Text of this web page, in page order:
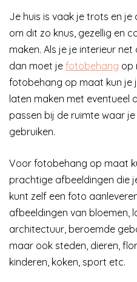
Je huis is vaak je trots en
om dit zo knus, gezellig en
maken. Als je je interieur
dan moet je fotobehang op
fotobehang op maat kun je
laten maken met eventueel
passen bij de ruimte waar
gebruiken.
Voor fotobehang op maat
prachtige afbeeldingen die
kunt zelf een foto
afbeeldingen van bloemen,
architectuur, beroemde
maar ook steden, dieren,
kinderen, koken, sport etc.